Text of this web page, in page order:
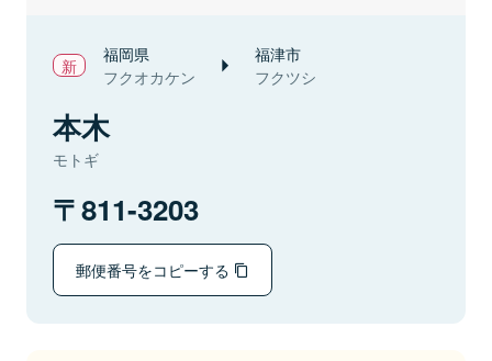
福岡県
フクオカケン
福津市
フクツシ
本木
モトギ
811-3203
郵便番号をコピーする